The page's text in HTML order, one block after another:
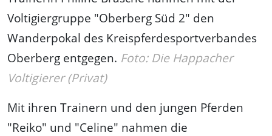
Voltigiergruppe "Oberberg Süd 2" den
Wanderpokal des Kreispferdesportverbandes
Oberberg entgegen. Foto: Die Happacher
Voltigierer (Privat)
Mit ihren Trainern und den jungen Pferden
"Reiko" und "Celine" nahmen die